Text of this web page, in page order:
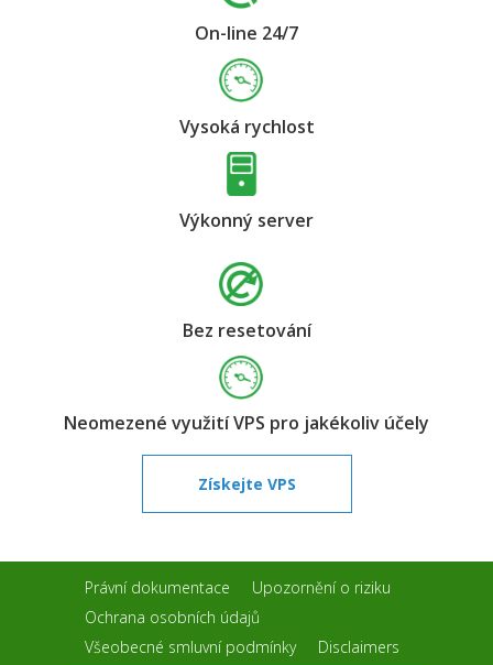
On-line 24/7
Vysoká rychlost
Výkonný server
Bez resetování
Neomezené využití VPS pro jakékoliv účely
Získejte VPS
Právní dokumentace
Upozornění o riziku
Ochrana osobních údajů
Všeobecné smluvní podmínky
Disclaimers